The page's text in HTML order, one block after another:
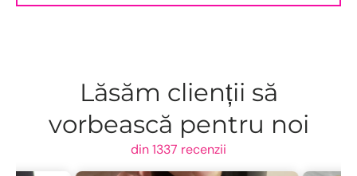
Lăsăm clienții să
vorbească pentru noi
din 1337 recenzii